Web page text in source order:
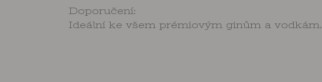
Doporučení:
Ideální ke všem prémiovým ginům a vodkám.